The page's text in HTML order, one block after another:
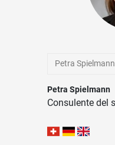
Petra Spielmann
Petra Spielmann
Consulente del